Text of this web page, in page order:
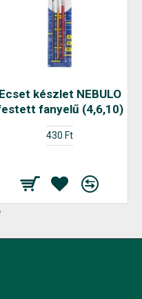
Ecset készlet NEBULO
fanyelű (4,6,10)
430 Ft